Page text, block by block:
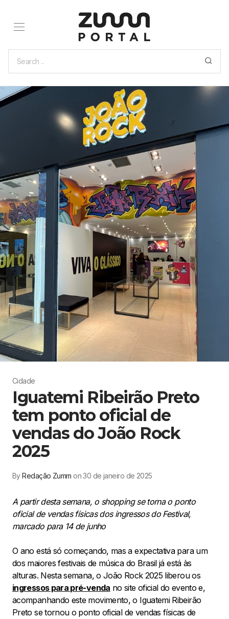
Cidade
Iguatemi Ribeirão Preto
tem ponto oficial de
vendas do João Rock
2025
ByRedação Zumm on 30 de janeiro de 2025
A partir desta semana, o shopping se torna o ponto
oficial de vendas físicas dos ingressos do Festival,
marcado para 14 de junho
O ano está só começando, mas a expectativa para um
dos maiores festivais de música do Brasil já está às
alturas. Nesta semana, o João Rock 2025 liberou os
ingressos para pré-venda no site oficial do evento e,
acompanhando este movimento, o Iguatemi Ribeirão
Preto se tornou o ponto oficial de vendas físicas de